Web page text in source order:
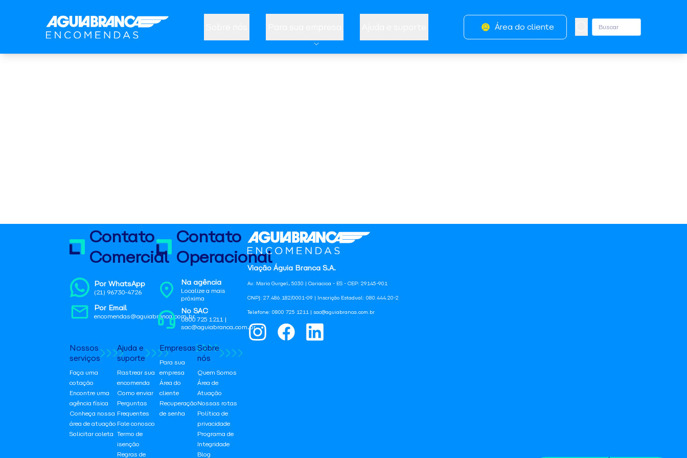
Área do cliente
Viação Águia Branca S.A.
Av. Mario Gurgel, 5030 | Cariacica - ES - CEP: 29145-901
CNPJ: 27.486.182/0001-09 | Inscrição Estadual: 080.444.20-2
Telefone: 0800 725 1211 | sac@aguiabranca.com.br
Contato
Comercial
Por WhatsApp
(21) 96730-4726
Por Email
encomendas@aguiabranca.com.br
Contato
Operacional
Na agência
Localize a mais
próxima
No SAC
0800 725 1211 |
sac@aguiabranca.com.br
Nossos
serviços
Faça uma
cotação
Encontre uma
agência física
Conheça nossa
área de atuação
Solicitar coleta
Ajuda e
suporte
Rastrear sua
encomenda
Como enviar
Perguntas
Frequentes
Fale conosco
Termo de
isenção
Regras de
Empresas
Para sua
empresa
Área do
cliente
Recuperação
de senha
Sobre
nós
Quem Somos
Área de
Atuação
Nossas rotas
Política de
privacidade
Programa de
Integridade
Blog